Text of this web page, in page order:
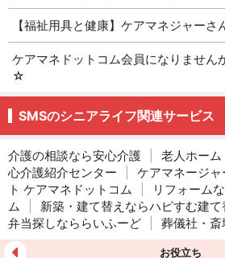
【福祉用具と健康】ケアマネジャーさ
ケアマネドットコム会員になりません
☆
SMSのシニアライフ関連サービス
介護の相談なら安心介護
老人ホー
心介護紹介センター
ケアマネージ
ト ケアマネドットコム
リフォーム
ム
新築・建て替えならハピすむ建て
弁当探しなららいふーど
葬儀社・
お役立ち